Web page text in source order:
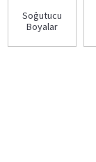
Soğutucu
Boyalar